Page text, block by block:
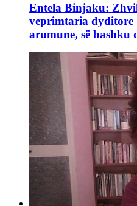
Entela Binjaku:
veprimtaria
arumune, së bashku